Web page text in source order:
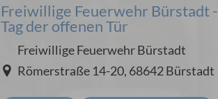
Freiwillige Feuerwehr Bürstadt -
Tag der offenen Tür
Freiwillige Feuerwehr Bürstadt
Römerstraße 14-20, 68642 Bürstadt